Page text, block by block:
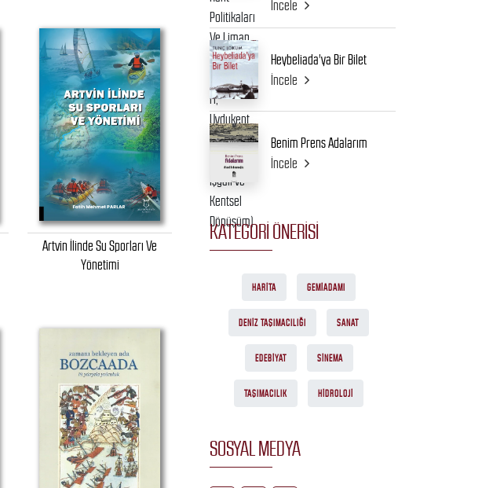
Artvin İlinde Su Sporları Ve
Yönetimi
İncele
Heybeliada'ya Bir Bilet
İncele
Benim Prens Adalarım
İncele
KATEGORI ÖNERISI
HARITA GEMIADAMI
DENIZ TAŞIMACILIĞI SANAT
EDEBIYAT SINEMA
TAŞIMACILIK HIDROLOJI
SOSYAL MEDYA